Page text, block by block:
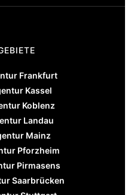
Frankfurt
Kassel
Koblenz
Landau
Mainz
Pforzheim
Pirmasens
Saarbrücken